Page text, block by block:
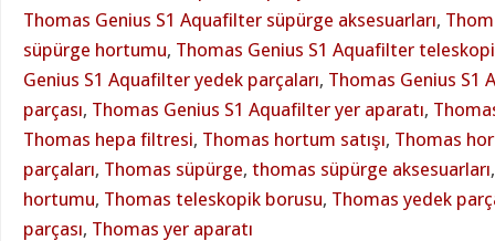
Thomas Genius S1 Aquafilter süpürge aksesuarları,
süpürge hortumu, Thomas Genius S1 Aquafilter
Genius S1 Aquafilter yedek parçaları, Thomas Genius S1
parçası, Thomas Genius S1 Aquafilter yer aparatı,
Thomas hepa filtresi, Thomas hortum satışı, Thomas
parçaları, Thomas süpürge, thomas süpürge aksesuarları
hortumu, Thomas teleskopik borusu, Thomas yedek
parçası, Thomas yer aparatı